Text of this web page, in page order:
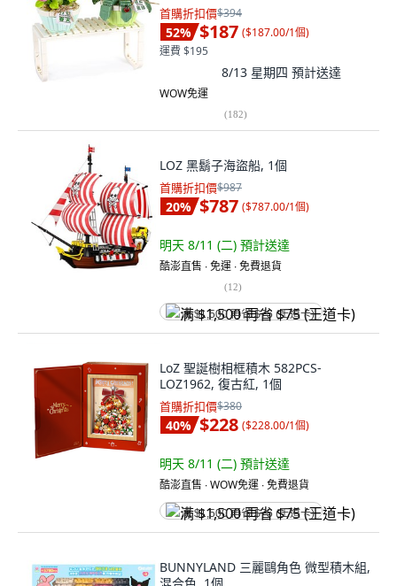
首購折扣價$394
52% $187 ($187.00/1個)
運費 $195
8/13 星期四 預計送達
WOW免運
(182)
LOZ 黑鬍子海盜船, 1個
首購折扣價$987
20% $787 ($787.00/1個)
明天 8/11 (二) 預計送達
酷澎直售 ∙ 免運 ∙ 免費退貨
(12)
满 $1,500 再省 $75 (王道卡)
LoZ 聖誕樹相框積木 582PCS-
LOZ1962, 復古紅, 1個
首購折扣價$380
40% $228 ($228.00/1個)
明天 8/11 (二) 預計送達
酷澎直售 ∙ WOW免運 ∙ 免費退貨
满 $1,500 再省 $75 (王道卡)
BUNNYLAND 三麗鷗角色 微型積木組,